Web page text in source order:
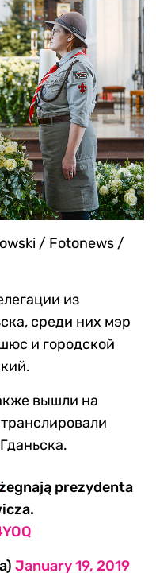
/ Fotonews /
из
среди них мэр
и городской
вышли на
prezydenta
January 19, 2019